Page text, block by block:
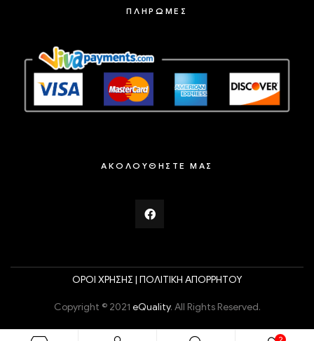
ΠΛΗΡΩΜΕΣ
ΑΚΟΛΟΥΘΗΣΤΕ ΜΑΣ
ΟΡΟΙ ΧΡΗΣΗΣ | ΠΟΛΙΤΙΚΗ ΑΠΟΡΡΗΤΟΥ
Copyright © 2021 eQuality. All Rights Reserved.